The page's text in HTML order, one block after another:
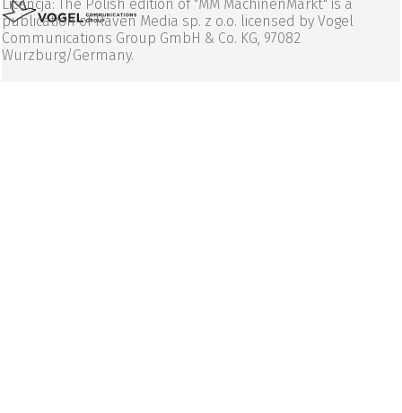
Licencja: The Polish edition of "MM MachinenMarkt" is a
publication of Raven Media sp. z o.o. licensed by Vogel
Communications Group GmbH & Co. KG, 97082
Wurzburg/Germany.